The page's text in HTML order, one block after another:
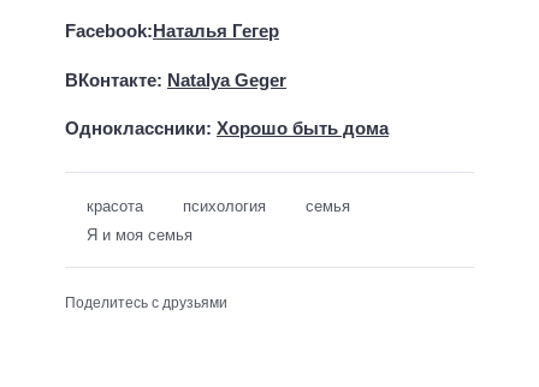
Facebook:Наталья Гегер
ВКонтакте: Natalya Geger
Одноклассники: Хорошо быть дома
красота психология
семья
Я и моя семья
Поделитесь с друзьями